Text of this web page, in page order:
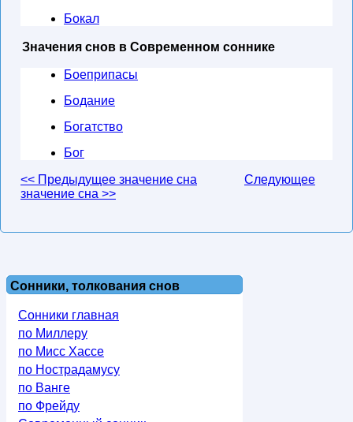
Бокал
Значения снов в Современном соннике
Боеприпасы
Бодание
Богатство
Бог
<< Предыдущее значение сна
Следующее
значение сна >>
Сонники, толкования снов
Сонники главная
по Миллеру
по Мисс Хассе
по Нострадамусу
по Ванге
по Фрейду